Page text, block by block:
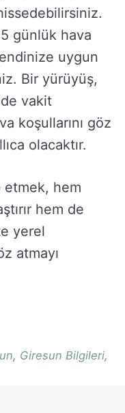
günlük hava
uygun
Bir yürüyüş,
vakit
koşullarını göz
olacaktır.
etmek, hem
hem de
yerel
atmayı
, Giresun Bilgileri,